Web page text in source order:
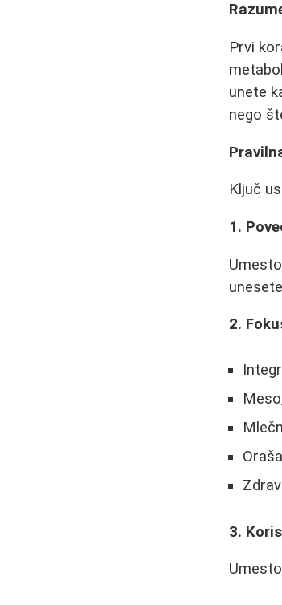
Prvi
unete
nego
Ključ
1.
2.
3.